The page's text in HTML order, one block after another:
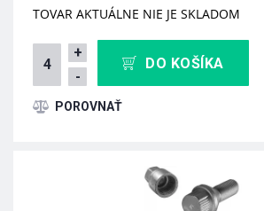
TOVAR AKTUÁLNE NIE JE SKLADOM
+
-
DO KOŠÍKA